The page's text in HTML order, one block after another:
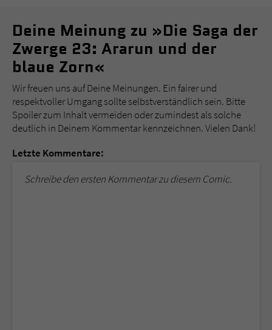
Deine Meinung zu »Die Saga der
Zwerge 23: Ararun und der
blaue Zorn«
Wir freuen uns auf Deine Meinungen. Ein fairer und
respektvoller Umgang sollte selbstverständlich sein. Bitte
Spoiler zum Inhalt vermeiden oder zumindest als solche
deutlich in Deinem Kommentar kennzeichnen. Vielen Dank!
Letzte Kommentare:
Schreibe den ersten Kommentar zu diesem Comic.